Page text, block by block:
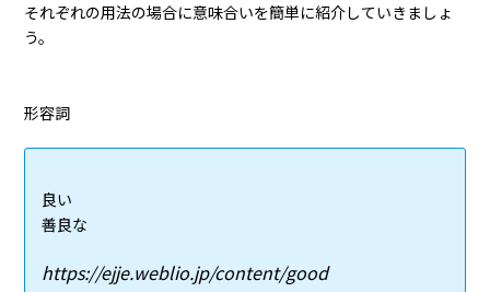
それぞれの用法の場合に意味合いを簡単に紹介していきましょ
う。
形容詞
良い
善良な
https://ejje.weblio.jp/content/good